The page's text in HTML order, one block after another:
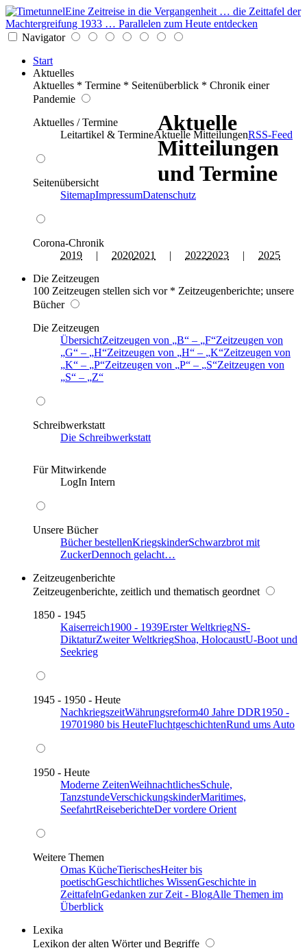
Eine Zeitreise in die Vergangenheit … die Zeittafel der
Machtergreifung 1933 … Parallelen zum Heute entdecken
Navigator
Start
Aktuelles
Aktuelles * Termine * Seitenüberblick * Chronik einer
Pandemie
Aktuelles / Termine
Leitartikel & TermineAktuelle MitteilungenRSS-Feed
Seitenübersicht
SitemapImpressumDatenschutz
Corona-Chronik
2019 | 20202021 | 20222023 | 2025
Die Zeitzeugen
100 Zeitzeugen stellen sich vor * Zeitzeugenberichte; unsere
Bücher
Die Zeitzeugen
ÜbersichtZeitzeugen von B – F Zeitzeugen von
G
– H Zeitzeugen von H – K Zeitzeugen von
K
– P Zeitzeugen von P – S Zeitzeugen von
S
– Z
Schreibwerkstatt
Die Schreibwerkstatt
Für Mitwirkende
LogIn Intern
Unsere Bücher
Bücher bestellenKriegskinderSchwarzbrot mit
ZuckerDennoch gelacht…
Zeitzeugenberichte
Zeitzeugenberichte, zeitlich und thematisch geordnet
1850 - 1945
Kaiserreich1900 - 1939Erster WeltkriegNS-
DiktaturZweiter WeltkriegShoa, HolocaustU-Boot und
Seekrieg
1945 - 1950 - Heute
NachkriegszeitWährungsreform40 Jahre DDR1950 -
19701980 bis HeuteFluchtgeschichtenRund ums Auto
1950 - Heute
Moderne ZeitenWeihnachtlichesSchule,
TanzstundeVerschickungskinderMaritimes,
SeefahrtReiseberichteDer vordere Orient
Weitere Themen
Omas KücheTierischesHeiter bis
poetischGeschichtliches WissenGeschichte in
ZeittafelnGedanken zur Zeit - BlogAlle Themen im
Überblick
Lexika
Lexikon der alten Wörter und Begriffe
Aktuelle
Mitteilungen
und Termine